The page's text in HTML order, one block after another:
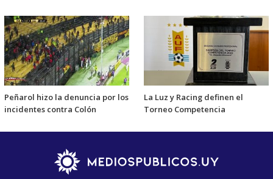
Peñarol hizo la denuncia por los
incidentes contra Colón
La Luz y Racing definen el
Torneo Competencia